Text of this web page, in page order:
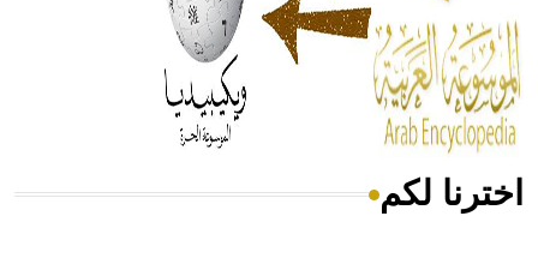
- هل تعلم أن المرجان إفراز حيواني يتكون في البحر ويتركب
من مادة كربونات الكلسيوم، وهو أحمر أو شديد الحمرة وهو
أجود أنواعه، ويمتاز بكبر الحجم ويسمى الش
هل تعلم أن الأبسيد كلمة فرنسية اللفظ تم اعتمادها مصطلحاً
اخترنا لكم